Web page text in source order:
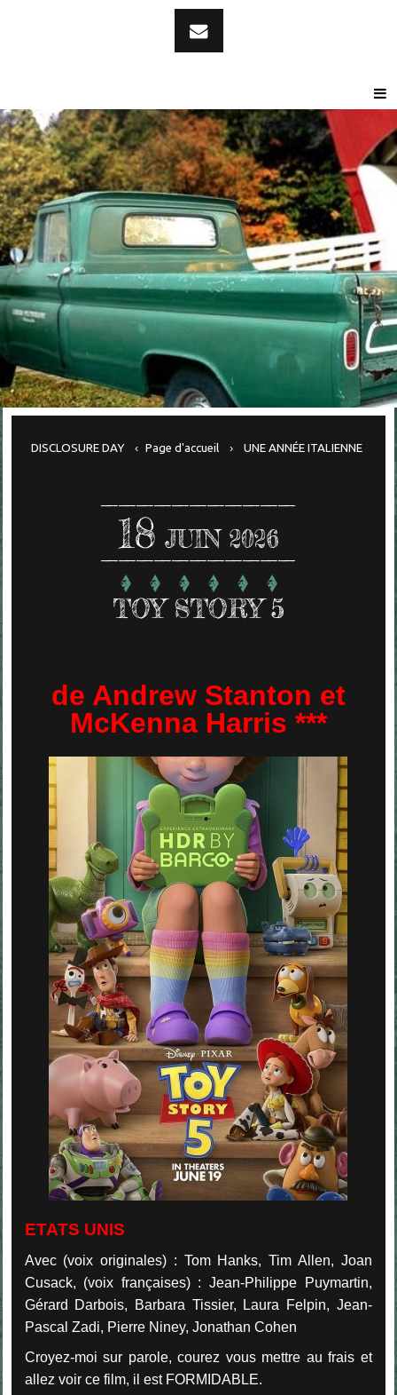
DISCLOSURE DAY Page d'accueil UNE ANNÉE ITALIENNE
18 JUIN 2026
TOY STORY 5
de Andrew Stanton et
McKenna Harris ***
ETATS UNIS
Avec (voix originales) : Tom Hanks, Tim Allen, Joan
Cusack, (voix françaises) : Jean-Philippe Puymartin,
Gérard Darbois, Barbara Tissier, Laura Felpin, Jean-
Pascal Zadi, Pierre Niney, Jonathan Cohen
Croyez-moi sur parole, courez vous mettre au frais et
allez voir ce film, il est FORMIDABLE.